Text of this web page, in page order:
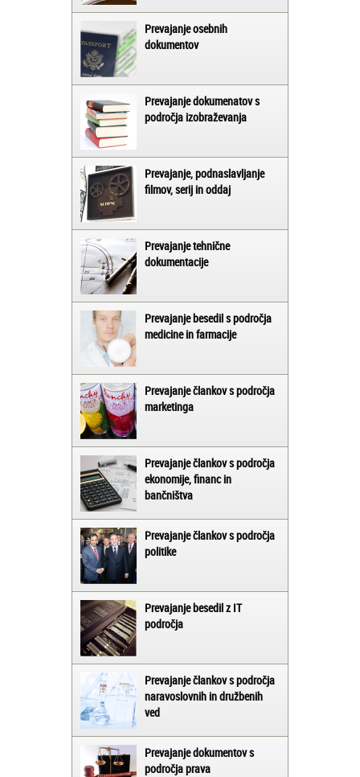
Prevajanje osebnih
dokumentov
Prevajanje dokumenatov s
področja izobraževanja
Prevajanje, podnaslavljanje
filmov, serij in oddaj
Prevajanje tehnične
dokumentacije
Prevajanje besedil s področja
medicine in farmacije
Prevajanje člankov s področja
marketinga
Prevajanje člankov s področja
ekonomije, financ in
bančništva
Prevajanje člankov s področja
politike
Prevajanje besedil z IT
področja
Prevajanje člankov s področja
naravoslovnih in družbenih
ved
Prevajanje dokumentov s
področja prava